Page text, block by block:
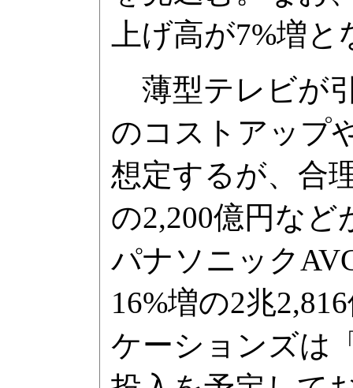
上げ高が7%増と
薄型テレビが
のコストアップ
想定するが、合
の2,200億円など
パナソニック
16%増の2兆
ケーションズは